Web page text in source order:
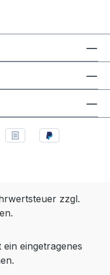
zzgl.
.
eingetragenes